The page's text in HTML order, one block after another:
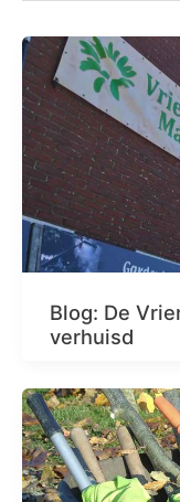
Blog: De
verhuisd